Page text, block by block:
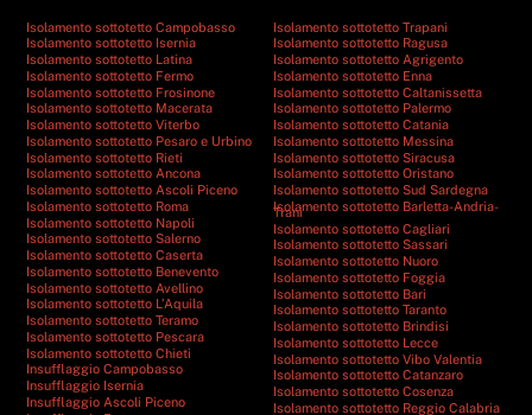
Isolamento sottotetto Campobasso
Isolamento sottotetto Isernia
Isolamento sottotetto Latina
Isolamento sottotetto Fermo
Isolamento sottotetto Frosinone
Isolamento sottotetto Macerata
Isolamento sottotetto Viterbo
Isolamento sottotetto Pesaro e Urbino
Isolamento sottotetto Rieti
Isolamento sottotetto Ancona
Isolamento sottotetto Ascoli Piceno
Isolamento sottotetto Roma
Isolamento sottotetto Napoli
Isolamento sottotetto Salerno
Isolamento sottotetto Caserta
Isolamento sottotetto Benevento
Isolamento sottotetto Avellino
Isolamento sottotetto L’Aquila
Isolamento sottotetto Teramo
Isolamento sottotetto Pescara
Isolamento sottotetto Chieti
Insufflaggio Campobasso
Insufflaggio Isernia
Insufflaggio Ascoli Piceno
Isolamento sottotetto Trapani
Isolamento sottotetto Ragusa
Isolamento sottotetto Agrigento
Isolamento sottotetto Enna
Isolamento sottotetto Caltanissetta
Isolamento sottotetto Palermo
Isolamento sottotetto Catania
Isolamento sottotetto Messina
Isolamento sottotetto Siracusa
Isolamento sottotetto Oristano
Isolamento sottotetto Sud Sardegna
Isolamento sottotetto Barletta-Andria-
Trani
Isolamento sottotetto Cagliari
Isolamento sottotetto Sassari
Isolamento sottotetto Nuoro
Isolamento sottotetto Foggia
Isolamento sottotetto Bari
Isolamento sottotetto Taranto
Isolamento sottotetto Brindisi
Isolamento sottotetto Lecce
Isolamento sottotetto Vibo Valentia
Isolamento sottotetto Catanzaro
Isolamento sottotetto Cosenza
Isolamento sottotetto Reggio Calabria